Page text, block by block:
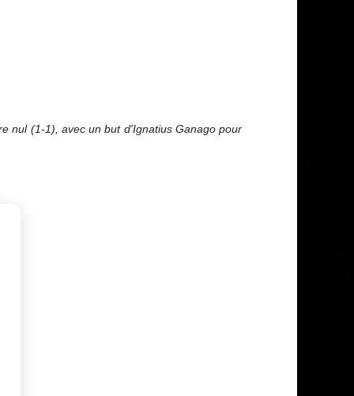
nul (1-1), avec un but d'Ignatius Ganago pour